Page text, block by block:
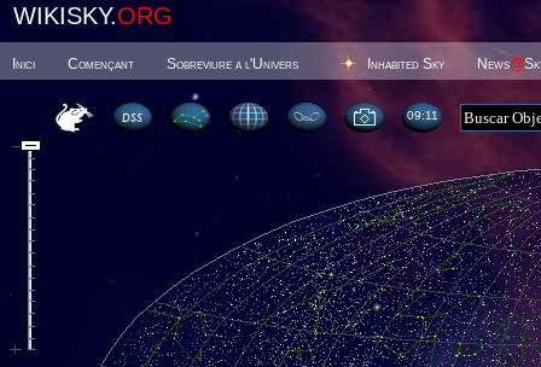
WIKISKY.ORG
Inici Començant Sobreviure a l'Univers Inhabited Sky News@
09 11